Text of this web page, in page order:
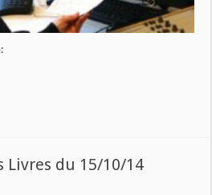
Livres du 15/10/14